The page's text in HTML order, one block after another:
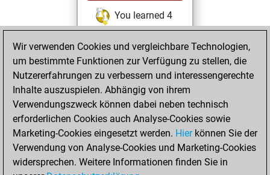
You learned 4
positionsMyMoves
Donnerstag, April
4, 2024
You created
your Studies account
Studies
Freitag,
Mai 12, 2023
Wir verwenden Cookies und vergleichbare Technologien,
um bestimmte Funktionen zur Verfügung zu stellen, die
Nutzererfahrungen zu verbessern und interessengerechte
Inhalte auszuspielen. Abhängig von ihrem
Verwendungszweck können dabei neben technisch
erforderlichen Cookies auch Analyse-Cookies sowie
Marketing-Cookies eingesetzt werden. Hierkönnen Sie der
Verwendung von Analyse-Cookies und Marketing-Cookies
widersprechen. Weitere Informationen finden Sie in